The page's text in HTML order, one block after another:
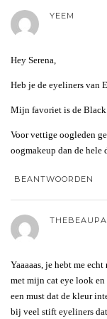
YEEM
Hey Serena,
Heb je de eyeliners van
Mijn favoriet is de
Voor vettige oogleden
oogmakeup dan de hele
BEANTWOORDEN
Yaaaaas, je hebt me
met mijn cat eye look
een must dat de kleur
bij veel stift eyeliners